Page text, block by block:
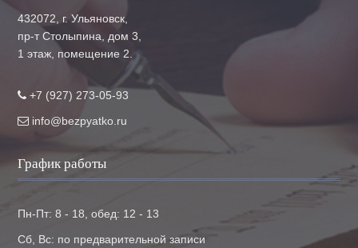
432072, г. Ульяновск,
пр-т Столыпина, дом 3,
1 этаж, помещение 2.
+7 (927) 273-05-93
info@bezpyatko.ru
График работы
Пн-Пт: 8 - 18, обед: 12 - 13
Сб, Вс: по предварительной записи